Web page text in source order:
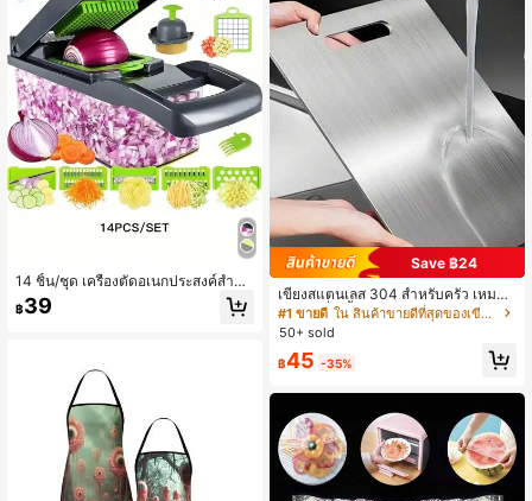
14 ชิ้น/ชุด เครื่องตัดอเนกประสงค์สำหรั
บผัก, เครื่องปอกและสไลซ์ผลไม้และผัก,
เครื่องสับ, มีด (พร้อมภาชนะ), เครื่องซอ
฿39
Save ฿24
เขียงสแตนเลส 304 สำหรับครัว เหมาะ
สำหรับหั่นเนื้อ ผลไม้ และผัก ทำความส
ะอาดง่าย สำหรับทำอาหารที่บ้าน
#1 ขายดี
ใน สินค้าขายดีที่สุดของเขียงและเสื่อสำหรับห้องครัว
50+ sold
฿45 -35%